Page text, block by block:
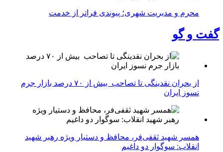
محرم و مدیریت شهری؛ پیوندی فراتر از خدمت
گفت و گو
از بحران نقدینگی تا تصاحب بیش از ۷۰ درصد بازار جرم
نسوز ایران
همسر شهید ثقفی‌فر، محافظ و دستیار ویژه رهبر شهید
انقلاب: سوگوار دو داغیم